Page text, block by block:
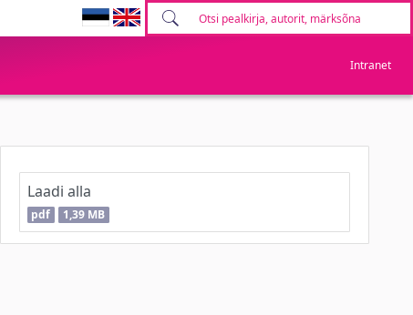
Intranet
Laadi alla
pdf 1,39 MB